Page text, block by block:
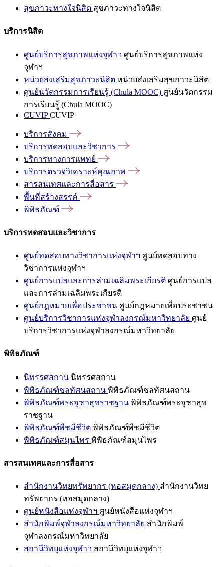
สุขภาวะทางใจนิสิต สุขภาวะทางใจนิสิต
บริการนิสิต
ศูนย์บริการสุขภาพแห่งจุฬาฯ ศูนย์บริการสุขภาพแห่ง
จุฬาฯ
หน่วยส่งเสริมสุขภาวะนิสิต หน่วยส่งเสริมสุขภาวะนิสิต
ศูนย์นวัตกรรมการเรียนรู้ (Chula MOOC) ศูนย์นวัตกรรม
การเรียนรู้ (Chula MOOC)
CUVIPCUVIP
บริการสังคม
บริการทดสอบและวิชาการ
บริการทางการแพทย์
บริการตรวจวิเคราะห์คุณภาพ
สารสนเทศและการสื่อสาร
พื้นที่สร้างสรรค์
พิพิธภัณฑ์
บริการทดสอบและวิชาการ
ศูนย์ทดสอบทางวิชาการแห่งจุฬาฯ ศูนย์ทดสอบทาง
วิชาการแห่งจุฬาฯ
ศูนย์การแปลและการล่ามเฉลิมพระเกียรติ ศูนย์การแปล
และการล่ามเฉลิมพระเกียรติ
ศูนย์กฎหมายเพื่อประชาชน ศูนย์กฎหมายเพื่อประชาชน
ศูนย์บริการวิชาการแห่งจุฬาลงกรณ์มหาวิทยาลัย ศูนย์
บริการวิชาการแห่งจุฬาลงกรณ์มหาวิทยาลัย
พิพิธภัณฑ์
นิทรรศสถาน นิทรรศสถาน
พิพิธภัณฑ์ชลทัศนสถาน พิพิธภัณฑ์ชลทัศนสถาน
พิพิธภัณฑ์พระจุฑาธุชราชฐาน พิพิธภัณฑ์พระจุฑาธุช
ราชฐาน
พิพิธภัณฑ์พืชมีชีวิต พิพิธภัณฑ์พืชมีชีวิต
พิพิธภัณฑ์สมุนไพร พิพิธภัณฑ์สมุนไพร
สารสนเทศและการสื่อสาร
สำนักงานวิทยทรัพยากร (หอสมุดกลาง) สำนักงานวิทย
ทรัพยากร (หอสมุดกลาง)
ศูนย์หนังสือแห่งจุฬาฯ ศูนย์หนังสือแห่งจุฬาฯ
สำนักพิมพ์จุฬาลงกรณ์มหาวิทยาลัย สำนักพิมพ์
จุฬาลงกรณ์มหาวิทยาลัย
สถานีวิทยุแห่งจุฬาฯ สถานีวิทยุแห่งจุฬาฯ